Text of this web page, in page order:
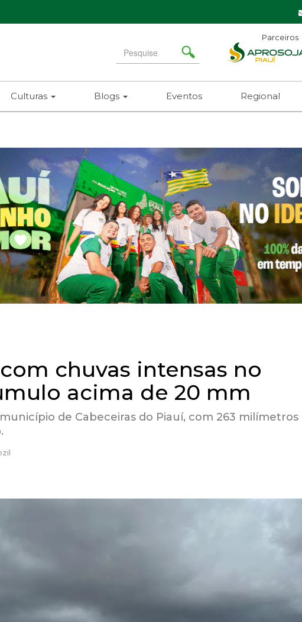
Search
for
Parceiros
Culturas Blogs Eventos Regional
chuvas intensas no
acima de 20 mm
de Cabeceiras do Piauí, com 263 milímetros